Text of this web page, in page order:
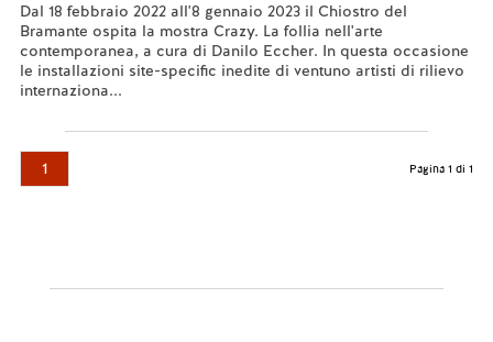
Dal 18 febbraio 2022 all'8 gennaio 2023 il Chiostro del
Bramante ospita la mostra Crazy. La follia nell'arte
contemporanea, a cura di Danilo Eccher. In questa occasione
le installazioni site-specific inedite di ventuno artisti di rilievo
internaziona...
1 Pagina 1 di 1